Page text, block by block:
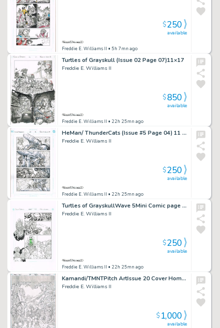
Freddie E. Williams II • 5h 7mn ago
available
$250
Turtles of Grayskull (Issue 02 Page 07)11×17
Freddie E. Williams II
Freddie E. Williams II • 22h 25mn ago
available
$850
HeMan/ ThunderCats (Issue #5 Page 04) 11 x 17
Freddie E. Williams II
Freddie E. Williams II • 22h 25mn ago
available
$250
Turtles of GrayskullWave 5Mini Comic page 0911×17
Freddie E. Williams II
Freddie E. Williams II • 22h 25mn ago
available
$250
Kamandi/TMNTPitch ArtIssue 20 Cover HomagePencil Study11×17
Freddie E. Williams II
available
$1,000